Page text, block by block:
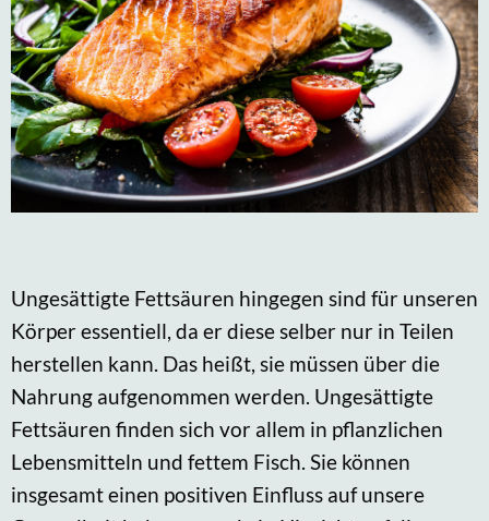
Ungesättigte Fettsäuren hingegen sind für unseren
Körper essentiell, da er diese selber nur in Teilen
herstellen kann. Das heißt, sie müssen über die
Nahrung aufgenommen werden. Ungesättigte
Fettsäuren finden sich vor allem in pflanzlichen
Lebensmitteln und fettem Fisch. Sie können
insgesamt einen positiven Einfluss auf unsere